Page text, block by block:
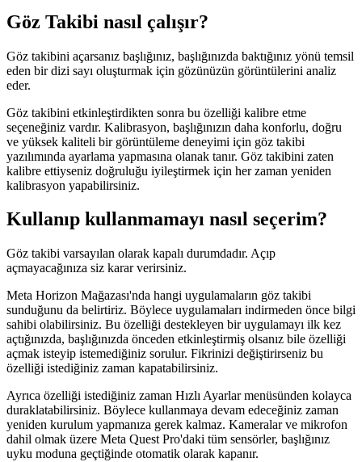
Göz Takibi nasıl çalışır?
Göz takibini açarsanız başlığınız, başlığınızda baktığınız yönü temsil
eden bir dizi sayı oluşturmak için gözünüzün görüntülerini analiz
eder.
Göz takibini etkinleştirdikten sonra bu özelliği kalibre etme
seçeneğiniz vardır. Kalibrasyon, başlığınızın daha konforlu, doğru
ve yüksek kaliteli bir görüntüleme deneyimi için göz takibi
yazılımında ayarlama yapmasına olanak tanır. Göz takibini zaten
kalibre ettiyseniz doğruluğu iyileştirmek için her zaman yeniden
kalibrasyon yapabilirsiniz.
Kullanıp kullanmamayı nasıl seçerim?
Göz takibi varsayılan olarak kapalı durumdadır. Açıp
açmayacağınıza siz karar verirsiniz.
Meta Horizon Mağazası'nda hangi uygulamaların göz takibi
sunduğunu da belirtiriz. Böylece uygulamaları indirmeden önce bilgi
sahibi olabilirsiniz. Bu özelliği destekleyen bir uygulamayı ilk kez
açtığınızda, başlığınızda önceden etkinleştirmiş olsanız bile özelliği
açmak isteyip istemediğiniz sorulur. Fikrinizi değiştirirseniz bu
özelliği istediğiniz zaman kapatabilirsiniz.
Ayrıca özelliği istediğiniz zaman Hızlı Ayarlarmenüsünden kolayca
duraklatabilirsiniz. Böylece kullanmaya devam edeceğiniz zaman
yeniden kurulum yapmanıza gerek kalmaz. Kameralar ve mikrofon
dahil olmak üzere Meta Quest Pro'daki tüm sensörler, başlığınız
uyku moduna geçtiğinde otomatik olarak kapanır.